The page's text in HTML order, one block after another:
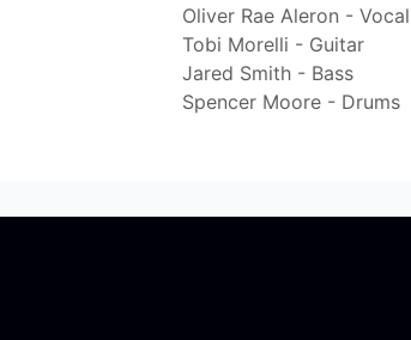
Oliver Rae Aleron -
Tobi Morelli - Guitar
Jared Smith - Bass
Spencer Moore - Drums